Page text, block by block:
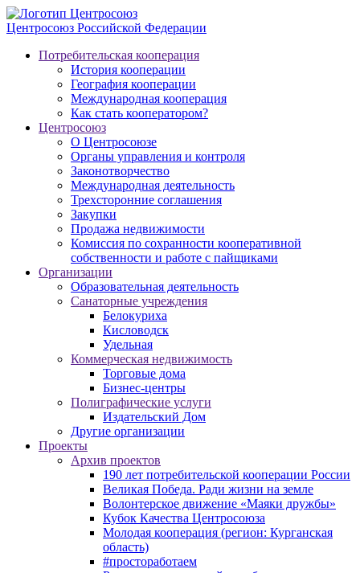
Центросоюз Российской Федерации
Потребительская кооперация
История кооперации
География кооперации
Международная кооперация
Как стать кооператором?
Центросоюз
О Центросоюзе
Органы управления и контроля
Законотворчество
Международная деятельность
Трехсторонние соглашения
Закупки
Продажа недвижимости
Комиссия по сохранности кооперативной
собственности и работе с пайщиками
Организации
Образовательная деятельность
Санаторные учреждения
Белокуриха
Кисловодск
Удельная
Коммерческая недвижимость
Торговые дома
Бизнес-центры
Полиграфические услуги
Издательский Дом
Другие организации
Проекты
Архив проектов
190 лет потребительской кооперации России
Великая Победа. Ради жизни на земле
Волонтерское движение «Маяки дружбы»
Кубок Качества Центросоюза
Молодая кооперация (регион: Курганская
область)
#простоработаем